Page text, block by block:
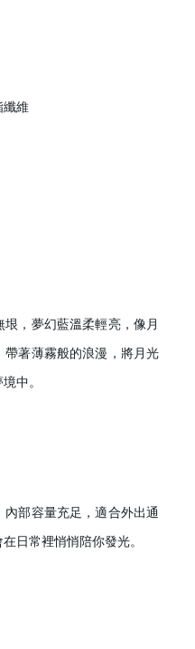
纖維
，夢幻藍溫柔輕亮，像月
著薄霧般的浪漫，將月光
中。
部容量充足，適合外出通
日常裡悄悄陪你發光。